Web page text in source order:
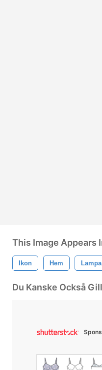
This Image Appears
Ikon Hem Lampa
Du Kanske Också